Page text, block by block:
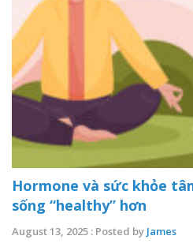
Hormone và sức khỏe
sống “healthy” hơn
August 13, 2025 : Posted by James